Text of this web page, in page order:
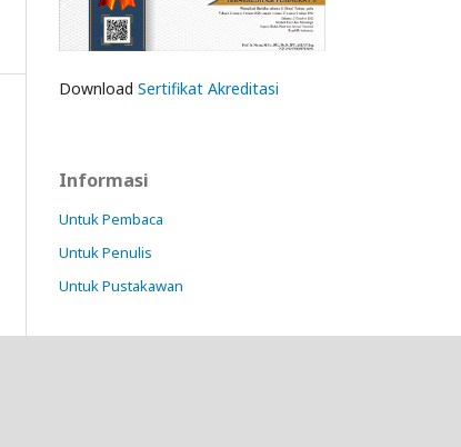
Download Sertifikat Akreditasi
Informasi
Untuk Pembaca
Untuk Penulis
Untuk Pustakawan